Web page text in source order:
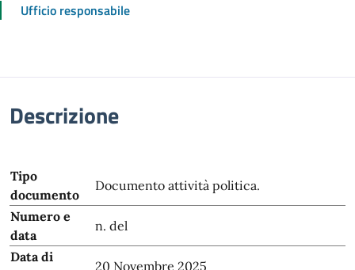
Ufficio responsabile
Descrizione
Tipo
documento
Documento attività politica.
Numero e
data
n. del
Data di
20 Novembre 2025